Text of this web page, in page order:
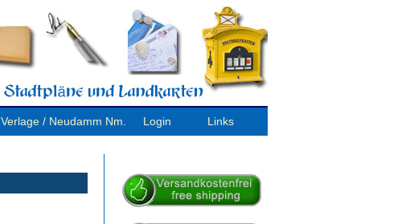
Verlage / Neudamm Nm. Login Links